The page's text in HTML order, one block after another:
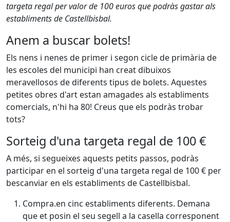
targeta regal per valor de 100 euros que podràs gastar als
establiments de Castellbisbal.
Anem a buscar bolets!
Els nens i nenes de primer i segon cicle de primària de
les escoles del municipi han creat dibuixos
meravellosos de diferents tipus de bolets. Aquestes
petites obres d'art estan amagades als establiments
comercials, n'hi ha 80! Creus que els podràs trobar
tots?
Sorteig d'una targeta regal de 100 €
A més, si segueixes aquests petits passos, podràs
participar en el sorteig d'una targeta regal de 100 € per
bescanviar en els establiments de Castellbisbal.
Compra.en cinc establiments diferents. Demana
que et posin el seu segell a la casella corresponent